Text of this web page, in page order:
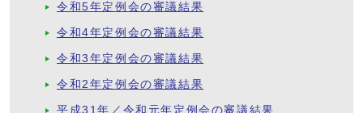
令和5年定例会の審議結果
令和4年定例会の審議結果
令和3年定例会の審議結果
令和2年定例会の審議結果
平成31年／令和元年定例会の審議結果